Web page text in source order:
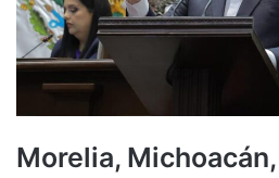
Morelia,